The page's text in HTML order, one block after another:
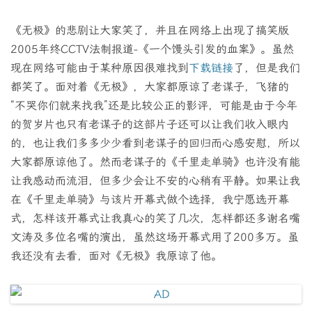
《无极》的悲剧让大家笑了，并且在网络上出现了搞笑版
2005年终CCTV法制报道-《一个馒头引发的血案》。虽然
现在网络可能由于某种原因很难找到 下载链接了，但是我们
都笑了。面对着《无极》，大家都原谅了老谋子，飞猪的
“不哭你们就来找我”还是比较公正的影评，可能是由于今年
的贺岁片也只有老谋子的这部片子还可以让我们收入眼内
的，也让我们多多少少看到老谋子的回归而心感安慰，所以
大家都原谅他了。然而老谋子的《千里走单骑》也许没有能
让我感动而流泪，但多少会让不安的心稍有平静。如果让我
在《千里走单骑》与该片开幕式做个选择，我宁愿选开幕
式，怎样该开幕式让我真心的笑了几次，怎样都还多谢名嘴
文涛及多位名嘴的演出，虽然这场开幕式用了200多万。虽
我还没有去看，面对《无极》我原谅了他。